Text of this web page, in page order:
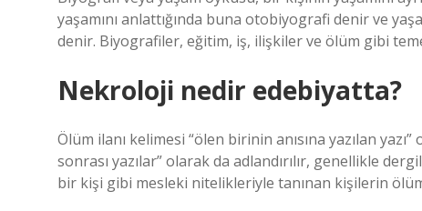
yaşamını anlattığında buna otobiyografi denir ve
denir. Biyografiler, eğitim, iş, ilişkiler ve ölüm gibi
Nekroloji nedir edebiyatta?
Ölüm ilanı kelimesi “ölen birinin anısına yazılan
sonrası yazılar” olarak da adlandırılır, genellikle
bir kişi gibi mesleki nitelikleriyle tanınan kişilerin